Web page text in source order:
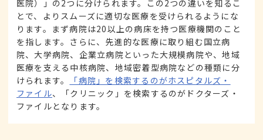
医院）」の2つに分けられます。この2つの違いを知るこ
とで、よりスムーズに適切な医療を受けられるようにな
ります。まず病院は20以上の病床を持つ医療機関のこと
を指します。さらに、先進的な医療に取り組む国立病
院、大学病院、企業立病院といった大規模病院や、地域
医療を支える中核病院、地域密着型病院などの種類に分
けられます。
「病院」を検索するのがホスピタルズ・
ファイル、「クリニック」を検索するのがドクターズ・
ファイルとなります。